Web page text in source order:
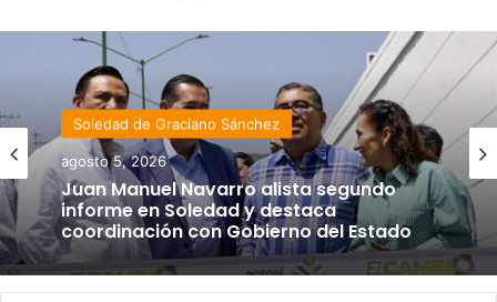
Soledad de Graciano Sánchez
agosto 5, 2026
Juan Manuel Navarro alista segundo
informe en Soledad y destaca
coordinación con Gobierno del Estado